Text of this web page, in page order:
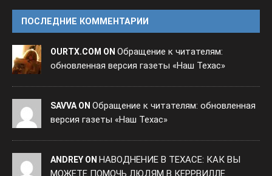
ПОСЛЕДНИЕ КОММЕНТАРИИ
OURTX.COM ON Обращение к читателям:
обновленная версия газеты «Наш Техас»
SAVVA ON Обращение к читателям: обновленная
версия газеты «Наш Техас»
ANDREY ON НАВОДНЕНИЕ В ТЕХАСЕ: КАК ВЫ
МОЖЕТЕ ПОМОЧЬ ЛЮДЯМ В КЕРРВИЛЛЕ